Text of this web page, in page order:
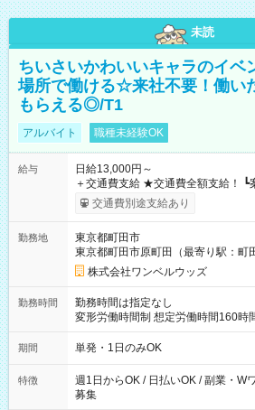
未読
ちいさいかわいいキャラのイベ
場所で働ける☆来社不要！働い
もらえる◎/T1
アルバイト 職種未経験OK
給与
日給13,000円～
＋交通費支給 ★交通費全額支給！ ┗案件により規定あり ★日払
いOK！（規定あり） ┗働いたその
ンビニATMから 日払い分を引き落とせます！ 【
交通費別途支給あり
勤務地
東京都町田市
東京都町田市原町田（最寄り駅：町
株式会社ワンベルウッズ
勤務時間
勤務時間は指定なし
変形労働時間制 想定労働時間160時間/月 【シフト例】 ・
～21：00
期間 単発・1日のみOK
特徴
週1日からOK / 日払いOK / 副業・W
募集